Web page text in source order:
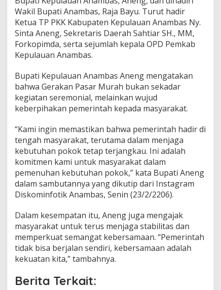
a
s
i
-
P
e
r
u
a
t
K
e
a
h
a
n
a
n
P
a
g
a
n
Wakil Bupati Anambas, Raja Bayu. Turut hadir
Ketua TP PKK Kabupaten Kepulauan Anambas Ny.
Sinta Aneng, Sekretaris Daerah Sahtiar SH., MM,
Forkopimda, serta sejumlah kepala OPD Pemkab
Kepulauan Anambas.
Bupati Kepulauan Anambas Aneng mengatakan
bahwa Gerakan Pasar Murah bukan sekadar
kegiatan seremonial, melainkan wujud
keberpihakan pemerintah kepada masyarakat.
“Kami ingin memastikan bahwa pemerintah hadir di
tengah masyarakat, terutama dalam menjaga
kebutuhan pokok tetap terjangkau. Ini adalah
komitmen kami untuk masyarakat dalam
pemenuhan kebutuhan pokok,” kata Bupati Aneng
dalam sambutannya yang dikutip dari Instagram
Diskominfotik Anambas, Senin (23/2/2206).
Dalam kesempatan itu, Aneng juga mengajak
masyarakat untuk terus menjaga stabilitas dan
memperkuat semangat kebersamaan. “Pemerintah
tidak bisa berjalan sendiri, kebersamaan adalah
kekuatan kita,” tambahnya.
Berita Terkait: